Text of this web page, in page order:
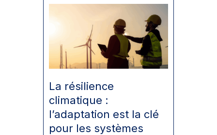
La résilience
climatique :
l’adaptation est la clé
pour les systèmes